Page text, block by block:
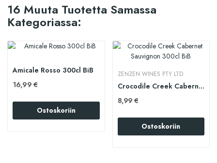
16 Muuta Tuotetta Samassa
Kategoriassa:
Amicale Rosso 300cl BiB
16,99 €
Ostoskoriin
ZENZEN WINES PTY LTD
Crocodile Creek Cabernet Sauvignon 300cl BiB
8,99 €
Ostoskoriin